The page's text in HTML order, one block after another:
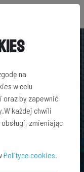
na
w celu
oraz by zapewnić
każdej chwili
zmieniając
Polityce cookies.